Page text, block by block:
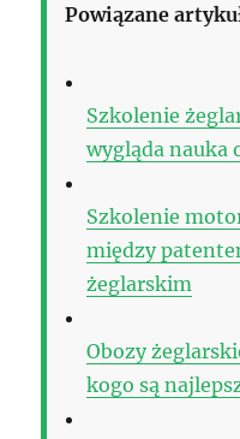
Powiązane
Szkolenie
wygląda nauka
Szkolenie
między
żeglarskim
Obozy
kogo są